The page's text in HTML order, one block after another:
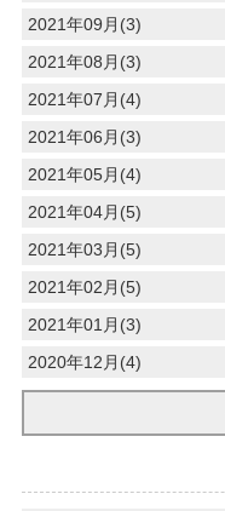
2021年09月(3)
2021年08月(3)
2021年07月(4)
2021年06月(3)
2021年05月(4)
2021年04月(5)
2021年03月(5)
2021年02月(5)
2021年01月(3)
2020年12月(4)